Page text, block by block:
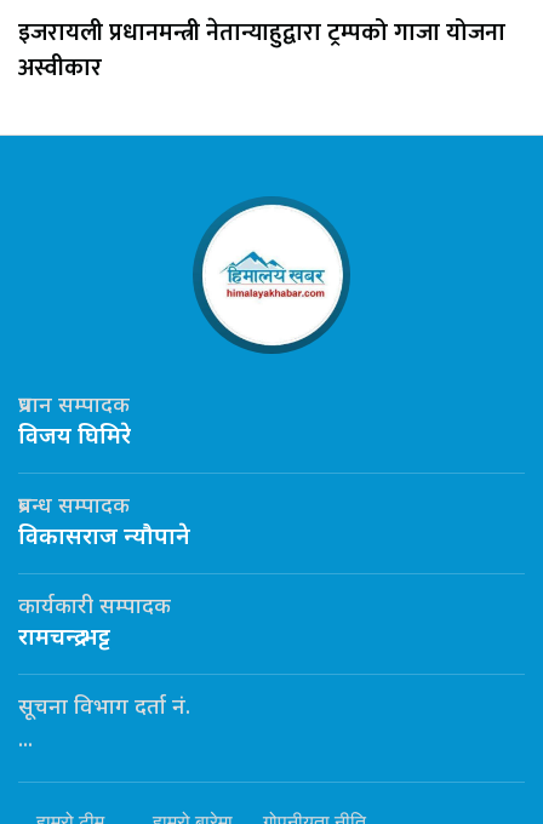
इजरायली प्रधानमन्त्री नेतान्याहुद्वारा ट्रम्पको गाजा योजना
अस्वीकार
प्रधान सम्पादक
विजय घिमिरे
प्रबन्ध सम्पादक
विकासराज न्यौपाने
कार्यकारी सम्पादक
रामचन्द्र भट्ट
सूचना विभाग दर्ता नं.
...